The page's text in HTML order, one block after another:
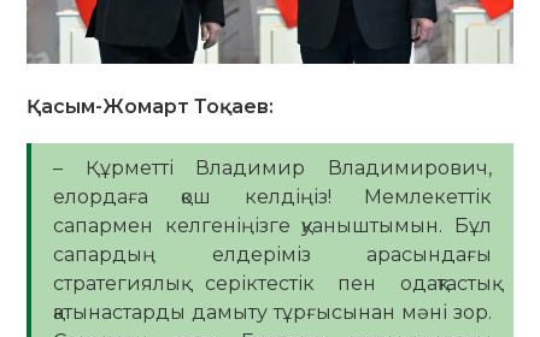
Қасым-Жомарт Тоқаев:
– Құрметті Владимир Владимирович,
елордаға қош келдіңіз! Мемлекеттік
сапармен келгеніңізге қуаныштымын. Бұл
сапардың елдеріміз арасындағы
стратегиялық серіктестік пен одақтастық
қатынастарды дамыту тұрғысынан мәні зор.